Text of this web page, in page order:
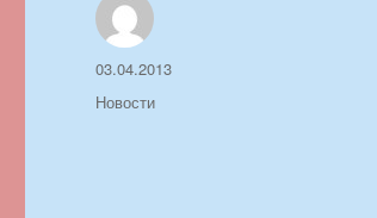
Автор
Опубликовано
03.04.2013
Рубрики
Новости